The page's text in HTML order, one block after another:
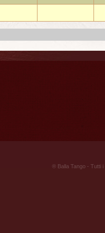
® Balla Tango - Tutti